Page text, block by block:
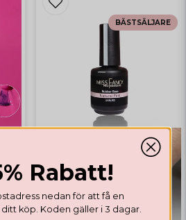
BÄSTSÄLJARE
Rabatt!
nedan för att få en
köp. Koden gäller i 3 dagar.